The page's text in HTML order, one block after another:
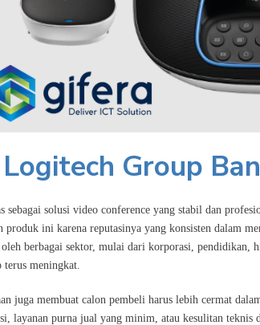
Group
solusi video conference yang stabil dan
produk ini karena reputasinya yang konsisten dalam
berbagai sektor, mulai dari korporasi, pendidikan,
meningkat.
juga membuat calon pembeli harus lebih cermat
layanan purna jual yang minim, atau kesulitan